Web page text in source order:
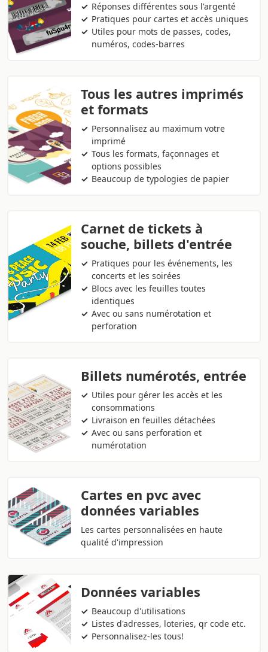
Réponses différentes sous l'argenté
Pratiques pour cartes et accès uniques
Utiles pour mots de passes, codes,
numéros, codes-barres
Tous les autres imprimés
et formats
Personnalisez au maximum votre
imprimé
Tous les formats, façonnages et
options possibles
Beaucoup de typologies de papier
Carnet de tickets à
souche, billets d'entrée
Pratiques pour les événements, les
concerts et les soirées
Blocs avec les feuilles toutes
identiques
Avec ou sans numérotation et
perforation
Billets numérotés, entrée
Utiles pour gérer les accès et les
consommations
Livraison en feuilles détachées
Avec ou sans perforation et
numérotation
Cartes en pvc avec
données variables
Les cartes personnalisées en haute
qualité d'impression
Données variables
Beaucoup d'utilisations
Listes d'adresses, loteries, qr code etc.
Personnalisez-les tous!